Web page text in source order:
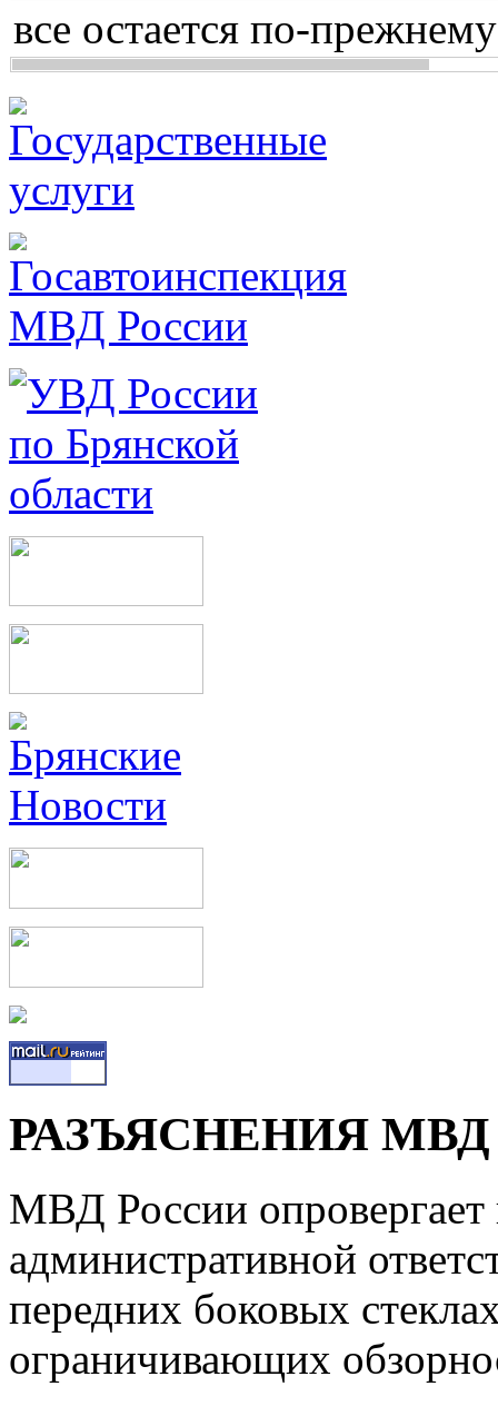
все остается по-
РАЗЪЯСНЕНИЯ
МВД России
административной
передних боковых
ограничивающих